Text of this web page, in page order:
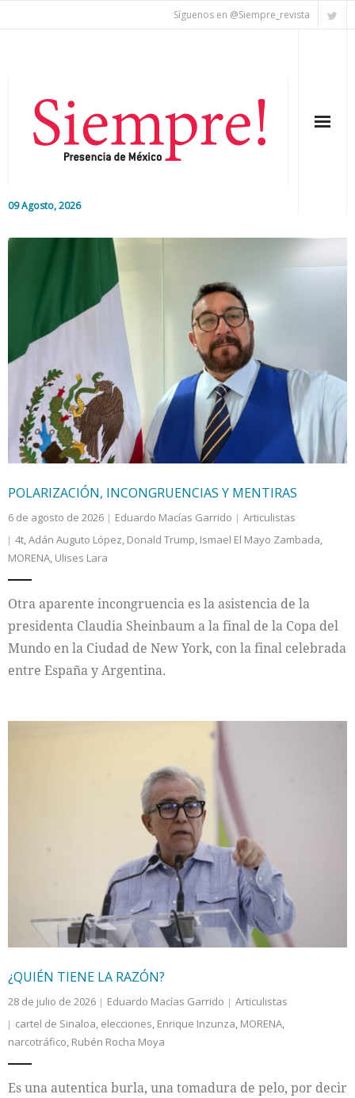
Síguenos en @Siempre_revista
09 Agosto, 2026
Nacional
Internacional
Cultura
POLARIZACIÓN, INCONGRUENCIAS Y MENTIRAS
6 de agosto de 2026 Eduardo Macías Garrido
Articulistas
4t,Adán Auguto López, Donald Trump, Ismael El Mayo Zambada,
MORENA, Ulises Lara
Otra aparente incongruencia es la asistencia de la
presidenta Claudia Sheinbaum a la final de la Copa del
Mundo en la Ciudad de New York, con la final celebrada
entre España y Argentina.
¿QUIÉN TIENE LA RAZÓN?
28 de julio de 2026 Eduardo Macías Garrido
Articulistas
cartel de Sinaloa, elecciones, Enrique Inzunza, MORENA,
narcotráfico, Rubén Rocha Moya
Es una autentica burla, una tomadura de pelo, por decir